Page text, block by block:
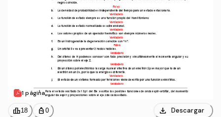
1 página
leaderboard18 personal_bag 0 download Descargar